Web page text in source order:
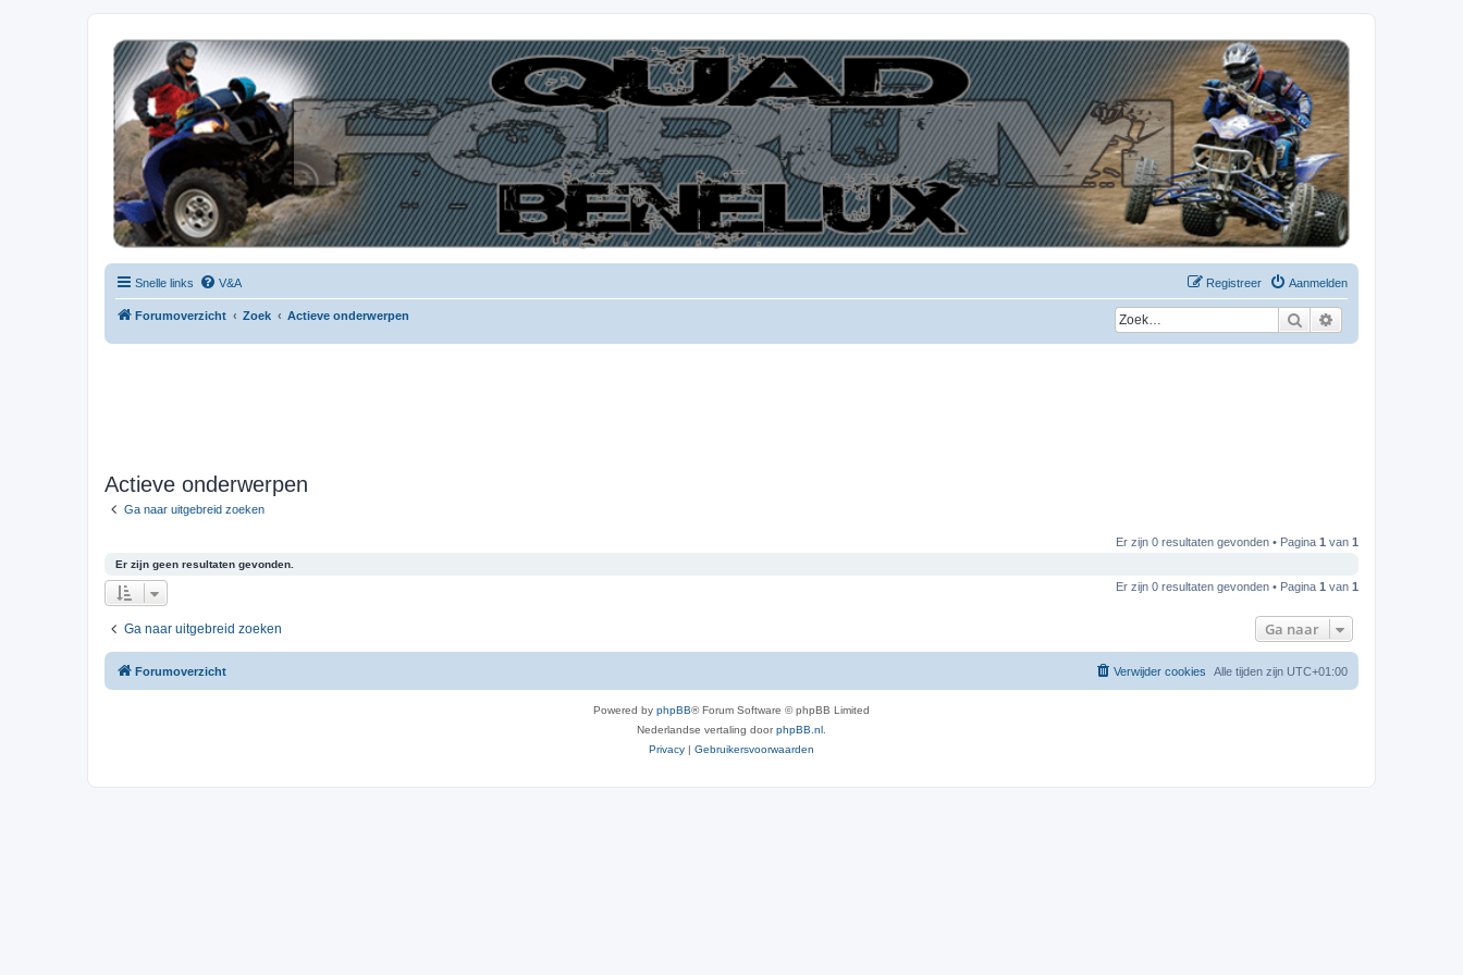
| QFB |
Hét quadforum van de Benelux
Snelle links V&A Aanmelden
Registreer
Forumoverzicht Zoek Actieve onderwerpen Zoek
Actieve onderwerpen
Ga naar uitgebreid zoeken
Er zijn 0 resultaten gevonden • Pagina 1 van 1
Er zijn geen resultaten gevonden.
Er zijn 0 resultaten gevonden • Pagina 1 van 1
Ga naar uitgebreid zoeken Ga naar
Forumoverzicht Alle tijden zijn UTC+01:00
Verwijder cookies
Powered by phpBB® Forum Software © phpBB Limited
Nederlandse vertaling doorphpBB.nl
Privacy | Gebruikersvoorwaarden